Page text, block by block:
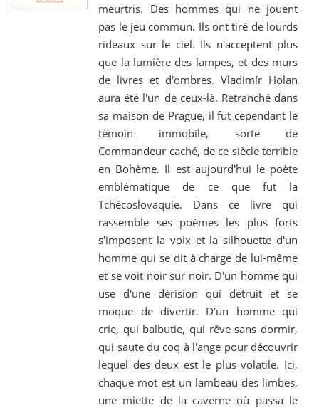
meurtris. Des hommes qui ne jouent
pas le jeu commun. Ils ont tiré de lourds
rideaux sur le ciel. Ils n'acceptent plus
que la lumière des lampes, et des murs
de livres et d'ombres. Vladimír Holan
aura été l'un de ceux-là. Retranché dans
sa maison de Prague, il fut cependant le
témoin immobile, sorte de
Commandeur caché, de ce siècle terrible
en Bohème. Il est aujourd'hui le poète
emblématique de ce que fut la
Tchécoslovaquie. Dans ce livre qui
rassemble ses poèmes les plus forts
s'imposent la voix et la silhouette d'un
homme qui se dit à charge de lui-même
et se voit noir sur noir. D'un homme qui
use d'une dérision qui détruit et se
moque de divertir. D'un homme qui
crie, qui balbutie, qui rêve sans dormir,
qui saute du coq à l'ange pour découvrir
lequel des deux est le plus volatile. Ici,
chaque mot est un lambeau des limbes,
une miette de la caverne où passa le